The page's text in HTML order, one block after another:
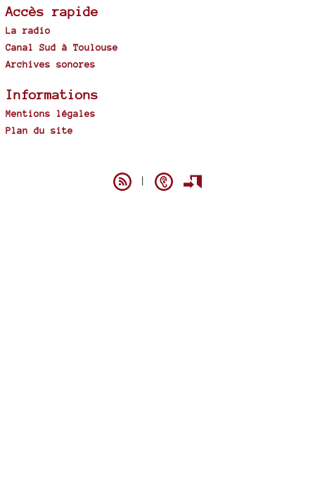
Accès rapide
La radio
Canal Sud à Toulouse
Archives sonores
Informations
Mentions légales
Plan du site
|